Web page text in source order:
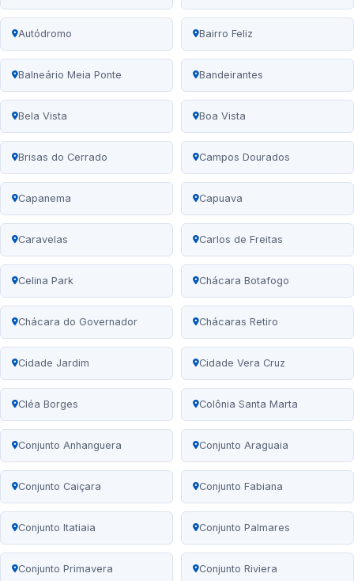
Autódromo Bairro Feliz
Balneário Meia Ponte Bandeirantes
Bela Vista Boa Vista
Brisas do Cerrado Campos Dourados
Capanema Capuava
Caravelas Carlos de Freitas
Celina Park Chácara Botafogo
Chácara do Governador Chácaras Retiro
Cidade Jardim Cidade Vera Cruz
Cléa Borges Colônia Santa Marta
Conjunto Anhanguera Conjunto Araguaia
Conjunto Caiçara Conjunto Fabiana
Conjunto Itatiaia Conjunto Palmares
Conjunto Primavera Conjunto Riviera